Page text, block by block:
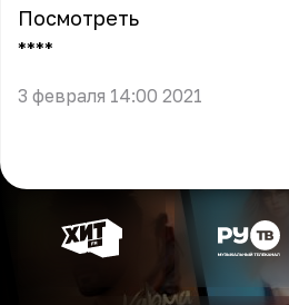
Посмотреть
** **
3 февраля 14:00 2021